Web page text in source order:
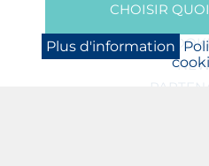
CHOISIR
Plus d'information